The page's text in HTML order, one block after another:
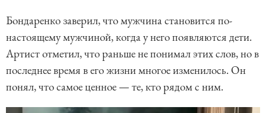
Бондаренко заверил, что мужчина становится по-
настоящему мужчиной, когда у него появляются дети.
Артист отметил, что раньше не понимал этих слов, но в
последнее время в его жизни многое изменилось. Он
понял, что самое ценное — те, кто рядом с ним.